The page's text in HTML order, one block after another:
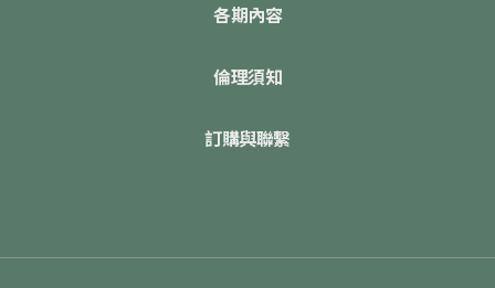
各期內容
倫理須知
訂購與聯繫